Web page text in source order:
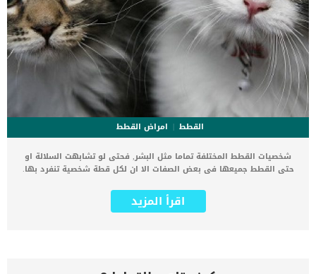
القطط
امراض القطط
شخصيات القطط المختلفة تماما مثل البشر, فحتى لو تشابهت السلالة او
حتى القطط جميعها فى بعض الصفات الا ان لكل قطة شخصية تنفرد بها.
وخبراتها أثناء التطور وفي مرحلة البلوغ. افضل الشخصيات بين كل مربى
القطط هى القطة الاجتماعية التى تتفاعل مع المجتمع الخارجى. يطلق
الاخرى. الى جانب القطط الودودة او الاجتماعية صديقة الانسان ستجد ايضا
اقرأ المزيد